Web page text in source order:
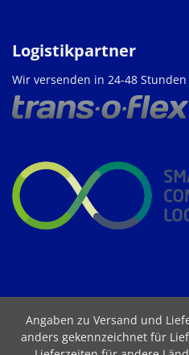
Logistikpartner
Wir versenden in 24-48
Angaben zu Versand und
anders gekennzeichnet für